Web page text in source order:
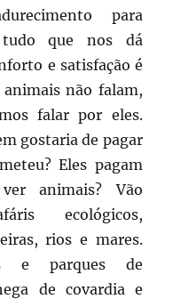
para
que nos dá
e satisfação é
não falam,
falar por eles.
gostaria de pagar
Eles pagam
animais? Vão
ecológicos,
rios e mares.
e parques de
de covardia e